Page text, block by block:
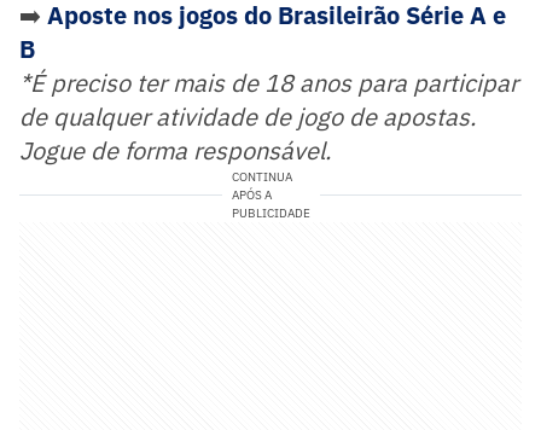
➡️ Aposte nos jogos do Brasileirão Série A e
B
*É preciso ter mais de 18 anos para participar
de qualquer atividade de jogo de apostas.
Jogue de forma responsável.
CONTINUA
APÓS A
PUBLICIDADE